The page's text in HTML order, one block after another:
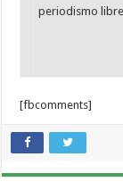
periodismo
[fbcomments]